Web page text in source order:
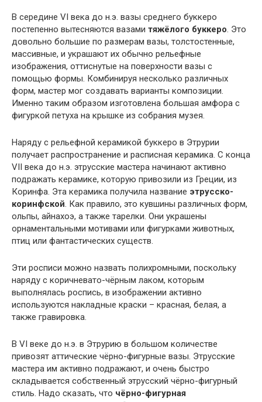
В середине VI века до н.э. вазы среднего буккеро
постепенно вытесняются вазами тяжёлого буккеро. Это
довольно большие по размерам вазы, толстостенные,
массивные, и украшают их обычно рельефные
изображения, оттиснутые на поверхности вазы с
помощью формы. Комбинируя несколько различных
форм, мастер мог создавать варианты композиции.
Именно таким образом изготовлена большая амфора с
фигуркой петуха на крышке из собрания музея.
Наряду с рельефной керамикой буккеро в Этрурии
получает распространение и расписная керамика. С конца
VII века до н.э. этрусские мастера начинают активно
подражать керамике, которую привозили из Греции, из
Коринфа. Эта керамика получила название этрусско-
коринфской. Как правило, это кувшины различных форм,
ольпы, айнахоэ, а также тарелки. Они украшены
орнаментальными мотивами или фигурками животных,
птиц или фантастических существ.
Эти росписи можно назвать полихромными, поскольку
наряду с коричневато-чёрным лаком, которым
выполнялась роспись, в изображении активно
используются накладные краски – красная, белая, а
также гравировка.
В VI веке до н.э. в Этрурию в большом количестве
привозят аттические чёрно-фигурные вазы. Этрусские
мастера им активно подражают, и очень быстро
складывается собственный этрусский чёрно-фигурный
стиль. Надо сказать, что чёрно-фигурная